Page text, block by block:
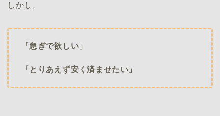
しかし、
「急ぎで欲しい」
「とりあえず安く済ませたい」